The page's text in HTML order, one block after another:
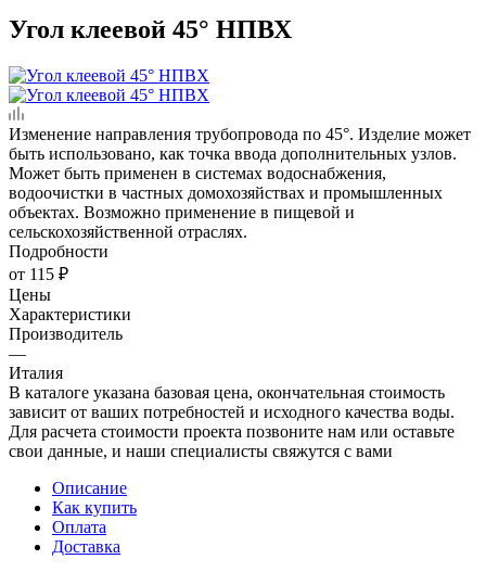
Угол клеевой 45° НПВХ
Изменение направления трубопровода по 45°. Изделие может
быть использовано, как точка ввода дополнительных узлов.
Может быть применен в системах водоснабжения,
водоочистки в частных домохозяйствах и промышленных
объектах. Возможно применение в пищевой и
сельскохозяйственной отраслях.
Подробности
от 115 ₽
Цены
Характеристики
Производитель
—
Италия
В каталоге указана базовая цена, окончательная стоимость
зависит от ваших потребностей и исходного качества воды.
Для расчета стоимости проекта позвоните нам или оставьте
свои данные, и наши специалисты свяжутся с вами
Описание
Как купить
Оплата
Доставка